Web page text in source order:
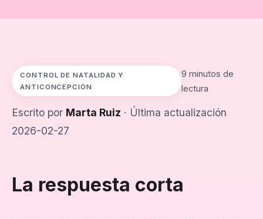
CONTROL DE NATALIDAD Y
ANTICONCEPCIÓN
9 minutos de
lectura
Escrito por Marta Ruiz · Última actualización
2026-02-27
La respuesta corta